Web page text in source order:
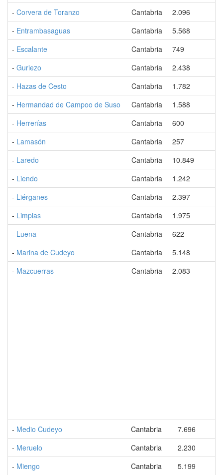
- Corvera de Toranzo Cantabria
2.096
- Entrambasaguas Cantabria
5.568
- Escalante Cantabria
749
- Guriezo Cantabria
2.438
- Hazas de Cesto Cantabria
1.782
- Hermandad de Campoo de Suso Cantabria
1.588
- Herrerías Cantabria
600
- Lamasón Cantabria
257
- Laredo Cantabria
10.849
- Liendo Cantabria
1.242
- Liérganes Cantabria
2.397
- Limpias Cantabria
1.975
- Luena Cantabria
622
- Marina de Cudeyo Cantabria
5.148
- Mazcuerras Cantabria 2.083
- Medio Cudeyo Cantabria
7.696
- Meruelo Cantabria
2.230
- Miengo Cantabria
5.199